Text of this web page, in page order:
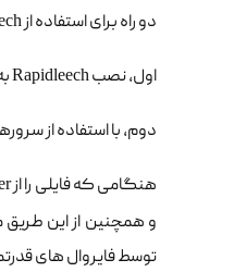
دو راه برای استفاده از
اول، نصب Rapidleech
دوم، با استفاده از
هنگامی که فایلی را از
و همچنین از این طریق
توسط فایروال های